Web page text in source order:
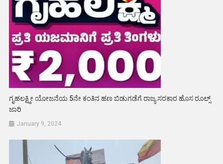
ಗೃಹಲಕ್ಷ್ಮೀ ಯೋಜನೆಯ 5ನೇ ಕಂತಿನ ಹಣ ಬಿಡುಗಡೆಗೆ ರಾಜ್ಯ ಸರಕಾರ ಹೊಸ ರೂಲ್ಸ್‌
ಜಾರಿ
January 9, 2024